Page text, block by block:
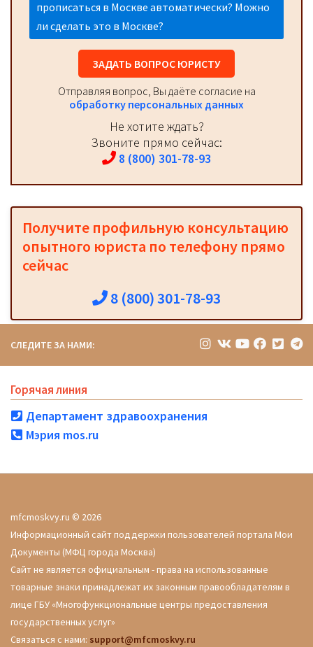
прописаться в Москве автоматически? Можно
ли сделать это в Москве?
ЗАДАТЬ ВОПРОС ЮРИСТУ
Отправляя вопрос, Вы даёте согласие на
обработку персональных данных
Не хотите ждать?
Звоните прямо сейчас:
8 (800) 301-78-93
Получите профильную консультацию
опытного юриста по телефону прямо
сейчас
8 (800) 301-78-93
СЛЕДИТЕ ЗА НАМИ:
Горячая линия
Департамент здравоохранения
Мэрия mos.ru
mfcmoskvy.ru © 2026
Информационный сайт поддержки пользователей портала Мои
Документы (МФЦ города Москва)
Сайт не является официальным - права на использованные
товарные знаки принадлежат их законным правообладателям в
лице ГБУ «Многофункциональные центры предоставления
государственных услуг»
Связаться с нами: support@mfcmoskvy.ru